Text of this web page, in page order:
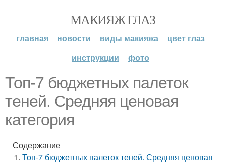
МАКИЯЖ ГЛАЗ
главная новости виды макияжа
цвет глаз
инструкции
фото
Топ-7 бюджетных палеток
теней. Средняя ценовая
категория
Содержание
Топ-7 бюджетных палеток теней. Средняя ценовая